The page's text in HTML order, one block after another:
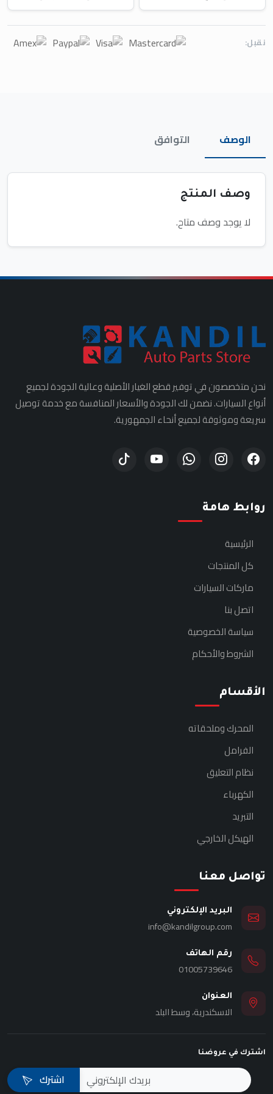
نقبل:
الوصف التوافق
وصف المنتج
لا يوجد وصف متاح.
نحن متخصصون في توفير قطع الغيار الأصلية وعالية الجودة لجميع
أنواع السيارات. نضمن لك الجودة والأسعار المنافسة مع خدمة توصيل
سريعة وموثوقة لجميع أنحاء الجمهورية.
روابط هامة
الرئيسية
كل المنتجات
ماركات السيارات
اتصل بنا
سياسة الخصوصية
الشروط والأحكام
الأقسام
المحرك وملحقاته
الفرامل
نظام التعليق
الكهرباء
التبريد
الهيكل الخارجي
تواصل معنا
البريد الإلكتروني
info@kandilgroup.com
رقم الهاتف
01005739646
العنوان
الاسكندرية، وسط البلد
اشترك في عروضنا
اشترك